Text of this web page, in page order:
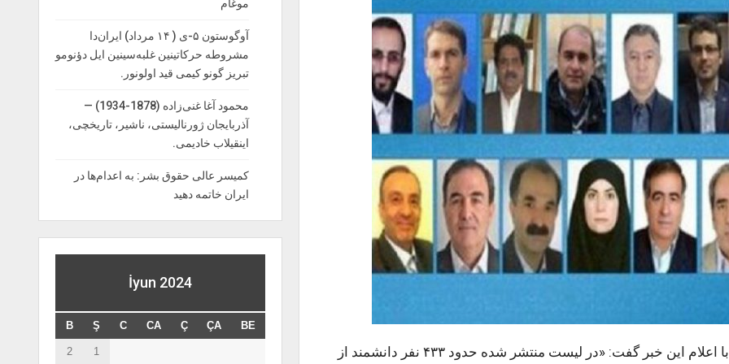
به گزارش ایسنا، معاون پژوهش و فناوری دانشگاه تبریز با اعلام این خبر گفت: «در لیست منتشر شده حدود ۴۳۳ نفر دانشمند از
موغام
آوگوستون ۵-ی ( ۱۴ مرداد) ایران‌دا
مشروطه حرکاتینین غلبه‌سینین ایل دؤنومو
تبریز گونو کیمی قید اولونور.
محمود آغا غنی‌زاده (1878-1934) —
آذربایجان ژورنالیستی، ناشیر، تاریخچی،
اینقیلاب خادیمی.
کمیسر عالی حقوق بشر: به اعدام‌ها در
ایران خاتمه دهید
İyun 2024
BE
ÇA
Ç
CA
C
Ş
B
1
2